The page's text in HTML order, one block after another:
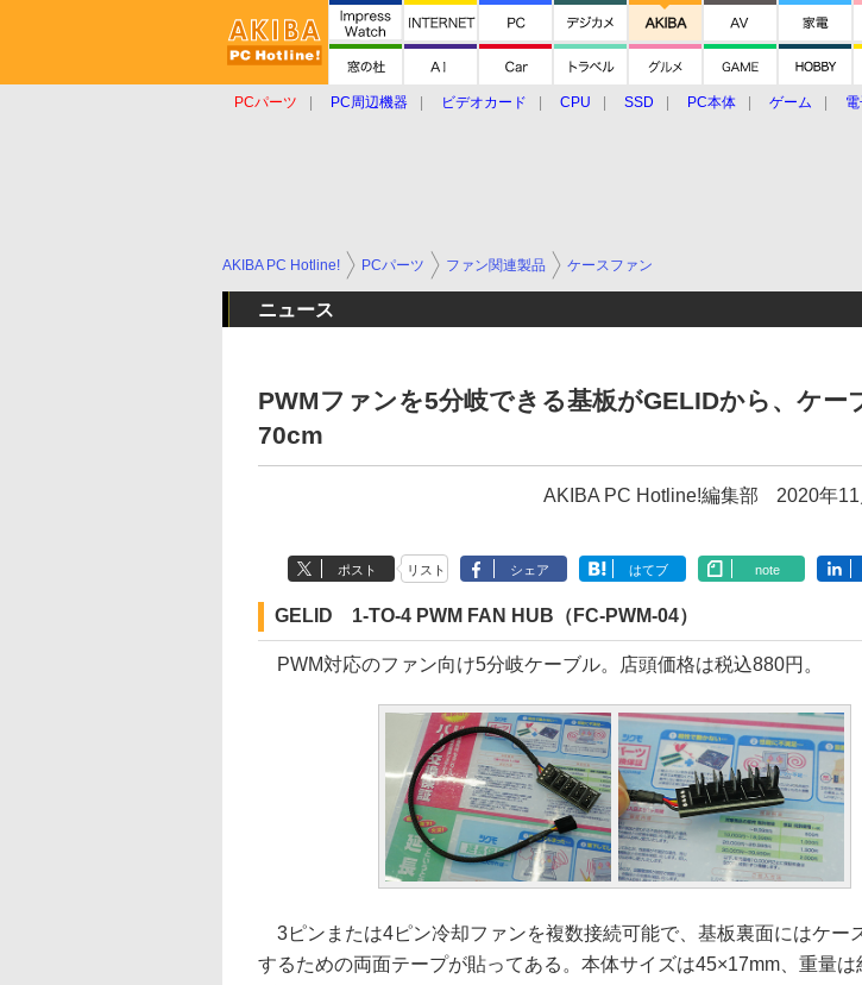
PCパーツ PC周辺機器 ビデオカード CPU SSD PC本体 ゲーム
AKIBA PC Hotline! PCパーツ ファン関連製品 ケースファン
ニュース
PWMファンを5分岐できる基板がGELIDから、ケー
70cm
AKIBA PC Hotline!編集部 2020年
ポスト リスト シェア はてブ note
GELID 1-TO-4 PWM FAN HUB（FC-PWM-04）
PWM対応のファン向け5分岐ケーブル。店頭価格は税込880円。
3ピンまたは4ピン冷却ファンを複数接続可能で、基板裏面にはケー
するための両面テープが貼ってある。本体サイズは45×17mm、重量は